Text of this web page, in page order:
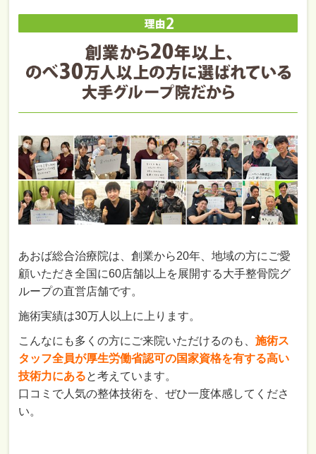
あおば総合治療院は、創業から20年、地域の方にご愛
顧いただき全国に60店舗以上を展開する大手整骨院グ
ループの直営店舗です。
施術実績は30万人以上に上ります。
こんなにも多くの方にご来院いただけるのも、施術ス
タッフ全員が厚生労働省認可の国家資格を有する高い
技術力にあると考えています。
口コミで人気の整体技術を、ぜひ一度体感してくださ
い。